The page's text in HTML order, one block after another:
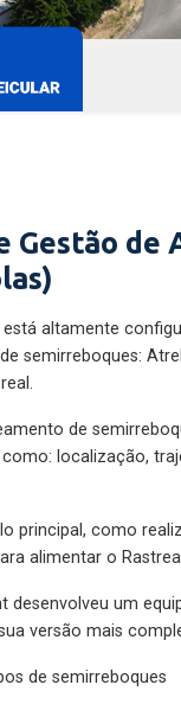
Gestão de
altamente
semirreboques:
de
localização,
principal, como
alimentar o
desenvolveu um
versão mais
de semirreboques